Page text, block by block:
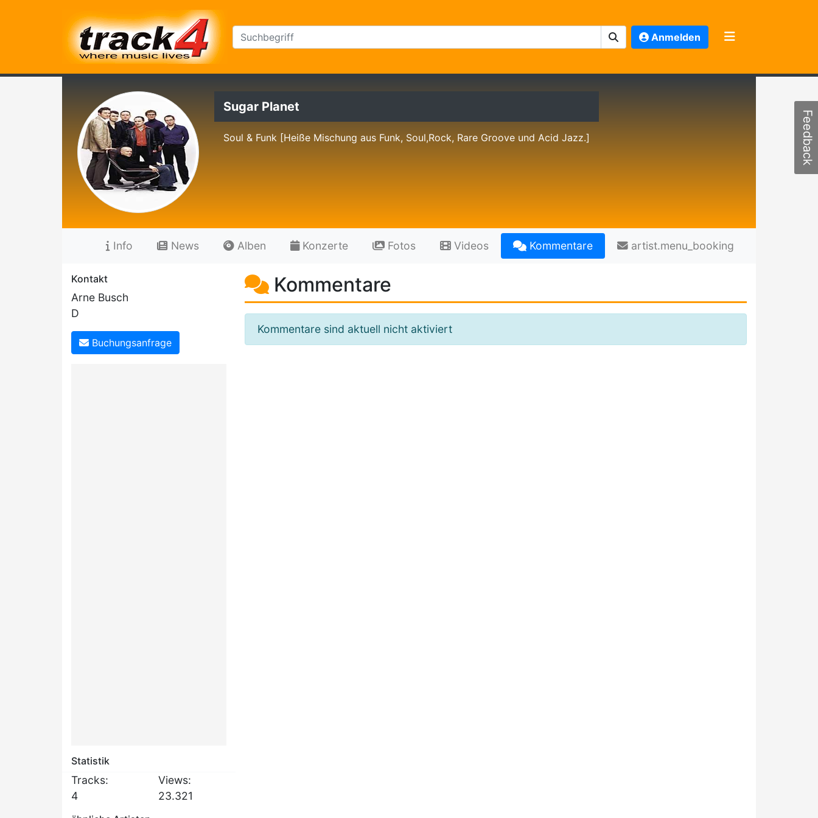
Anmelden
Sugar Planet
Soul & Funk [Heiße Mischung aus Funk, Soul,Rock, Rare Groove und Acid Jazz.]
Info News Alben Konzerte Fotos Videos Kommentare artist.menu_booking
Kontakt
Arne Busch
D
Buchungsanfrage
Statistik
Tracks:
4
Views:
23.321
Kommentare
Kommentare sind aktuell nicht aktiviert
Feedback